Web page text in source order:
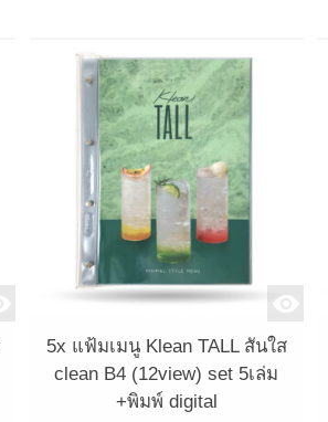
5x แฟ้มเมนู Klean TALL สันใส
clean B4 (12view) set 5เล่ม
+พิมพ์ digital